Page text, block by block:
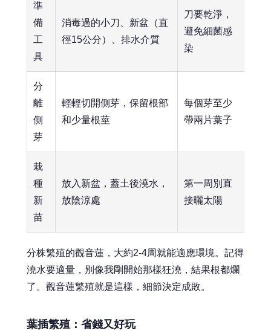
準
備
工
具
消毒過的小刀、新盆（直
徑15公分）、排水介質
刀要乾淨，
避免細菌感
染
分
離
側
芽
輕輕切開側芽，保留根部
和少量根莖
每個芽至少
帶兩片葉子
栽
種
新
苗
放入新盆，蓋土後澆水，
放陰涼處
第一周別直
接曬太陽
分株繁殖的觀音蓮，大約2-4周就能適應環境。記得
澆水要適量，別像我剛開始那樣狂澆，結果根都爛
了。觀音蓮繁殖就是這樣，細節決定成敗。
葉插繁殖：省錢又好玩